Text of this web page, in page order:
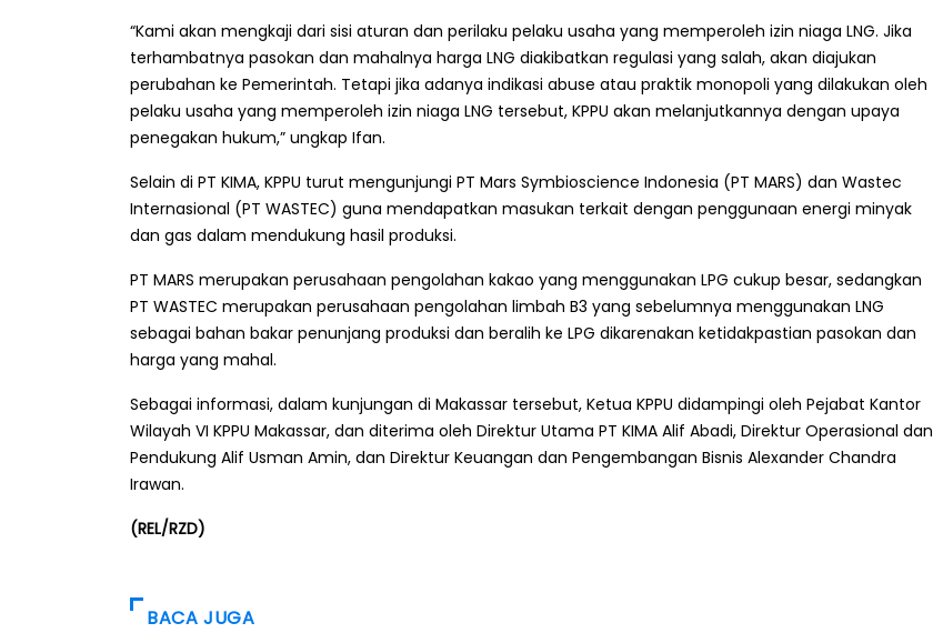
“Kami akan mengkaji dari sisi aturan dan perilaku pelaku usaha yang memperoleh izin niaga LNG. Jika
terhambatnya pasokan dan mahalnya harga LNG diakibatkan regulasi yang salah, akan diajukan
perubahan ke Pemerintah. Tetapi jika adanya indikasi abuse atau praktik monopoli yang dilakukan oleh
pelaku usaha yang memperoleh izin niaga LNG tersebut, KPPU akan melanjutkannya dengan upaya
penegakan hukum,” ungkap Ifan.
Selain di PT KIMA, KPPU turut mengunjungi PT Mars Symbioscience Indonesia (PT MARS) dan Wastec
Internasional (PT WASTEC) guna mendapatkan masukan terkait dengan penggunaan energi minyak
dan gas dalam mendukung hasil produksi.
PT MARS merupakan perusahaan pengolahan kakao yang menggunakan LPG cukup besar, sedangkan
PT WASTEC merupakan perusahaan pengolahan limbah B3 yang sebelumnya menggunakan LNG
sebagai bahan bakar penunjang produksi dan beralih ke LPG dikarenakan ketidakpastian pasokan dan
harga yang mahal.
Sebagai informasi, dalam kunjungan di Makassar tersebut, Ketua KPPU didampingi oleh Pejabat Kantor
Wilayah VI KPPU Makassar, dan diterima oleh Direktur Utama PT KIMA Alif Abadi, Direktur Operasional dan
Pendukung Alif Usman Amin, dan Direktur Keuangan dan Pengembangan Bisnis Alexander Chandra
Irawan.
(REL/RZD)
BACA JUGA